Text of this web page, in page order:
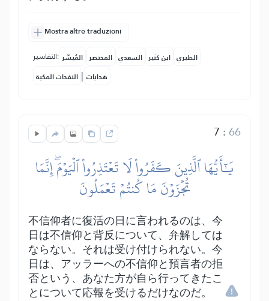
Mostra altre traduzioni
التفاسير: المُيسَّر المختصر السعدي ابن كثير الطبري
النفحات المكية | هدايات
7 :66
يَٰٓأَيُّهَا ٱلَّذِينَ كَفَرُواْ لَا تَعۡتَذِرُواْ ٱلۡيَوۡمَۖ إِنَّمَا
تُجۡزَوۡنَ مَا كُنتُمۡ تَعۡمَلُونَ
不信仰者に復活の日に言われるのは、今
日は不信仰と背反について、弁解しては
ならない。それは受け付けられない。今
日は、アッラーへの不信仰と預言者の拒
否という、あなた方が自ら行ってきたこ
とについて応報を受けるだけなのだ。